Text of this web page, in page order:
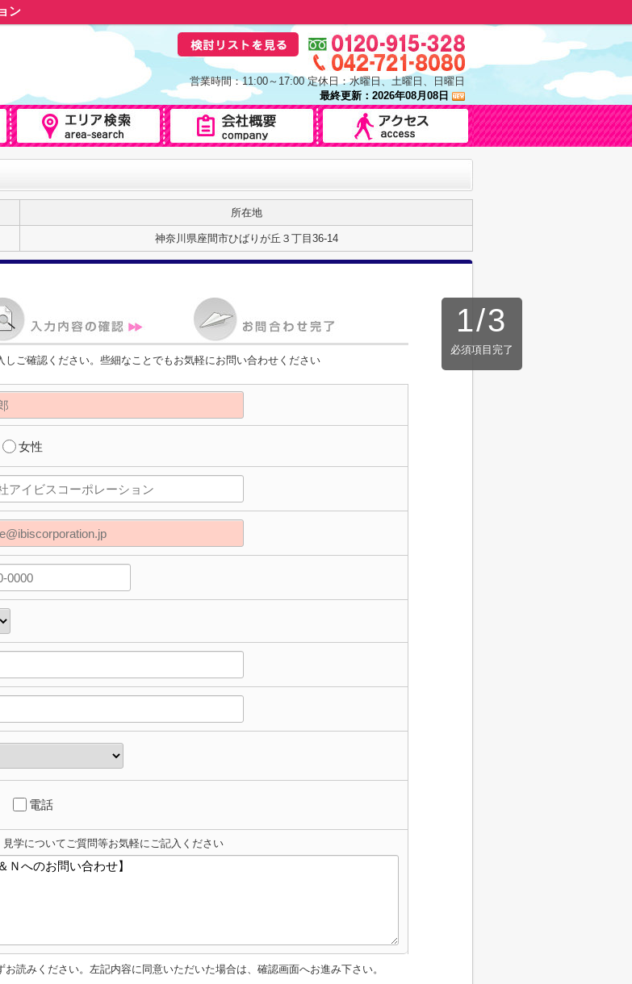
ン
営業時間：11:00～17:00 定休日：水曜日、土曜日、日曜日
最終更新：2026年08月08日
所在地
神奈川県座間市ひばりが丘３丁目36-14
1/3
必須項目完了
しご確認ください。些細なことでもお気軽にお問い合わせください
女性
電話
学についてご質問等お気軽にご記入ください
お読みください。左記内容に同意いただいた場合は、確認画面へお進み下さい。